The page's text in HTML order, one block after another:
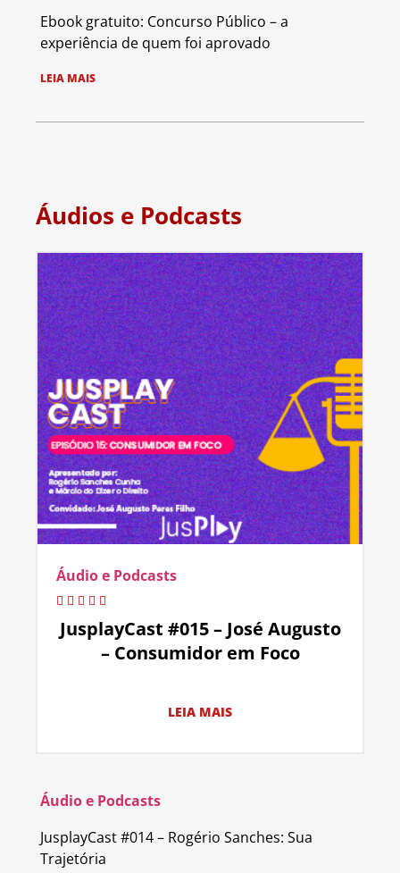
Ebook gratuito: Concurso Público – a
experiência de quem foi aprovado
LEIA MAIS
Áudios e Podcasts
Áudio e Podcasts
JusplayCast #015 – José Augusto
– Consumidor em Foco
LEIA MAIS
Áudio e Podcasts
JusplayCast #014 – Rogério Sanches: Sua
Trajetória